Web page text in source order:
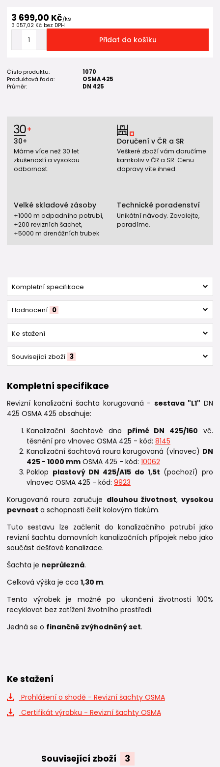
3 699,00 Kč/ks
3 057,02 Kč bez DPH
Přidat do košíku
Číslo produktu:
1070
Produktová řada:
OSMA 425
Průměr:
DN 425
30+
Máme více než 30 let
zkušeností a vysokou
odbornost.
Doručení v ČR a SR
Veškeré zboží vám doručíme
kamkoliv v ČR a SR. Cenu
dopravy víte ihned.
Velké skladové zásoby
+1000 m odpadního potrubí,
+200 revizních šachet,
+5000 m drenážních trubek
Technické poradenství
Unikátní návody. Zavolejte,
poradíme.
Kompletní specifikace
Hodnocení 0
Ke stažení
Související zboží 3
Kompletní specifikace
Revizní kanalizační šachta korugovaná -sestava "L1" DN
425 OSMA 425 obsahuje:
Kanalizační šachtové dno přímé DN 425/160 vč.
těsnění pro vlnovec OSMA 425 - kód: 8145
Kanalizační šachtová roura korugovaná (vlnovec) DN
425 - 1000 mm OSMA 425 - kód: 10062
Poklop plastový DN 425/A15 do 1,5t (pochozí) pro
vlnovec OSMA 425 - kód: 9923
Korugovaná roura zaručuje dlouhou životnost,vysokou
pevnost a schopnosti čelit kolovým tlakům.
Tuto sestavu lze začlenit do kanalizačního potrubí jako
revizní šachtu domovních kanalizačních přípojek nebo jako
součást dešťové kanalizace.
Šachta je neprůlezná.
Celková výška je cca 1,30 m.
Tento výrobek je možné po ukončení životnosti 100%
recyklovat bez zatížení životního prostředí.
Jedná se o finančně zvýhodněný set.
Ke stažení
Prohlášení o shodě - Revizní šachty OSMA
Certifikát výrobku - Revizní šachty OSMA
Související zboží 3